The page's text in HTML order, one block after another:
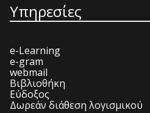
Υπηρεσίες
e-Learning
e-gram
webmail
Βιβλιοθήκη
Εύδοξος
Δωρεάν διάθεση λογισμικού